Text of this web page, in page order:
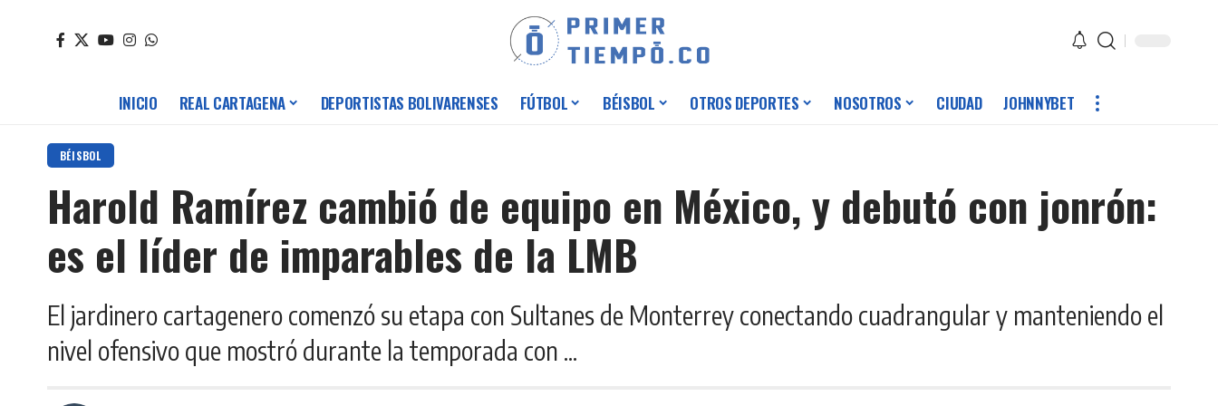
INICIO REAL CARTAGENA DEPORTISTAS BOLIVARENSES FÚTBOL BÉISBOL OTROS DEPORTES NOSOTROS CIUDAD JOHNNYBET
BÉISBOL
Harold Ramírez cambió de equipo en México, y debutó con jonrón:
es el líder de imparables de la LMB
El jardinero cartagenero comenzó su etapa con Sultanes de Monterrey conectando cuadrangular y manteniendo el
nivel ofensivo que mostró durante la temporada con ...